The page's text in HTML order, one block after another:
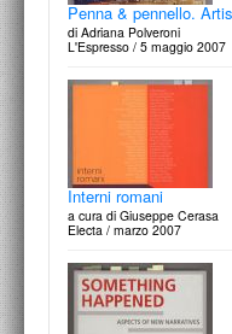
Autoritratti veneziani.
dell'indecifrabile
di Carlo Gandolfi
Lombardi, n.486, novembre-
Paolo Cotani
Musinf / ottobre 2011
Penna & pennello.
di Adriana Polveroni
L'Espresso / 5 maggio 2007
Interni romani
a cura di Giuseppe Cerasa
Electa / marzo 2007